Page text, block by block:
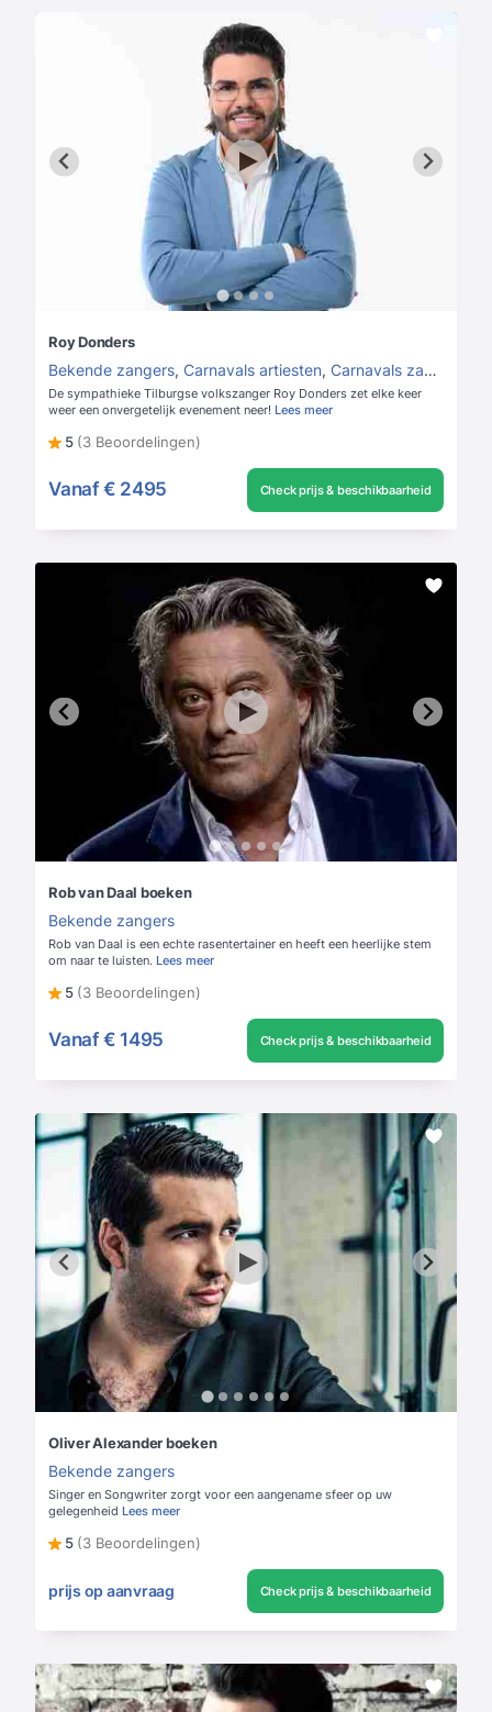
Roy Donders
Bekende zangers, Carnavals artiesten, Carnavals zangers
De sympathieke Tilburgse volkszanger Roy Donders zet elke keer
weer een onvergetelijk evenement neer! Lees meer
5 (3 Beoordelingen)
Vanaf € 2495 Check prijs & beschikbaarheid
Rob van Daal boeken
Bekende zangers
Rob van Daal is een echte rasentertainer en heeft een heerlijke stem
om naar te luisten. Lees meer
5 (3 Beoordelingen)
Vanaf € 1495 Check prijs & beschikbaarheid
Oliver Alexander boeken
Bekende zangers
Singer en Songwriter zorgt voor een aangename sfeer op uw
gelegenheid Lees meer
5 (3 Beoordelingen)
prijs op aanvraag Check prijs & beschikbaarheid